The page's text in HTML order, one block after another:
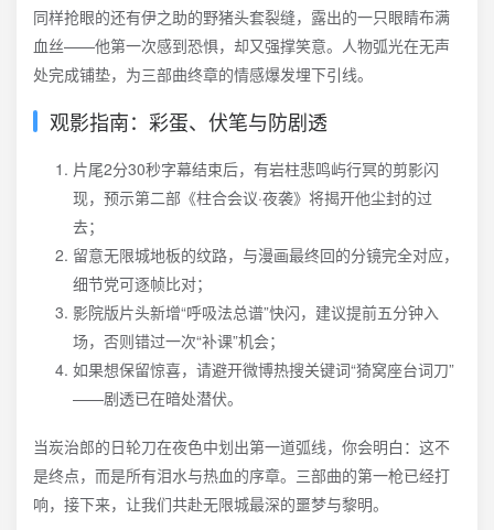
同样抢眼的还有伊之助的野猪头套裂缝，露出的一只眼睛布满
血丝——他第一次感到恐惧，却又强撑笑意。人物弧光在无声
处完成铺垫，为三部曲终章的情感爆发埋下引线。
观影指南：彩蛋、伏笔与防剧透
片尾2分30秒字幕结束后，有岩柱悲鸣屿行冥的剪影闪
现，预示第二部《柱合会议·夜袭》将揭开他尘封的过
去；
留意无限城地板的纹路，与漫画最终回的分镜完全对应，
细节党可逐帧比对；
影院版片头新增“呼吸法总谱”快闪，建议提前五分钟入
场，否则错过一次“补课”机会；
如果想保留惊喜，请避开微博热搜关键词“猗窝座台词刀”
——剧透已在暗处潜伏。
当炭治郎的日轮刀在夜色中划出第一道弧线，你会明白：这不
是终点，而是所有泪水与热血的序章。三部曲的第一枪已经打
响，接下来，让我们共赴无限城最深的噩梦与黎明。